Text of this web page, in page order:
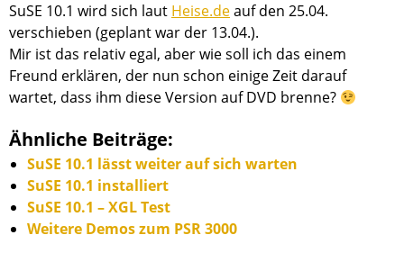
SuSE 10.1 wird sich laut Heise.deauf den 25.04.
verschieben (geplant war der 13.04.).
Mir ist das relativ egal, aber wie soll ich das einem
Freund erklären, der nun schon einige Zeit darauf
wartet, dass ihm diese Version auf DVD brenne?
Ähnliche Beiträge:
SuSE 10.1 lässt weiter auf sich warten
SuSE 10.1 installiert
SuSE 10.1 – XGL Test
Weitere Demos zum PSR 3000